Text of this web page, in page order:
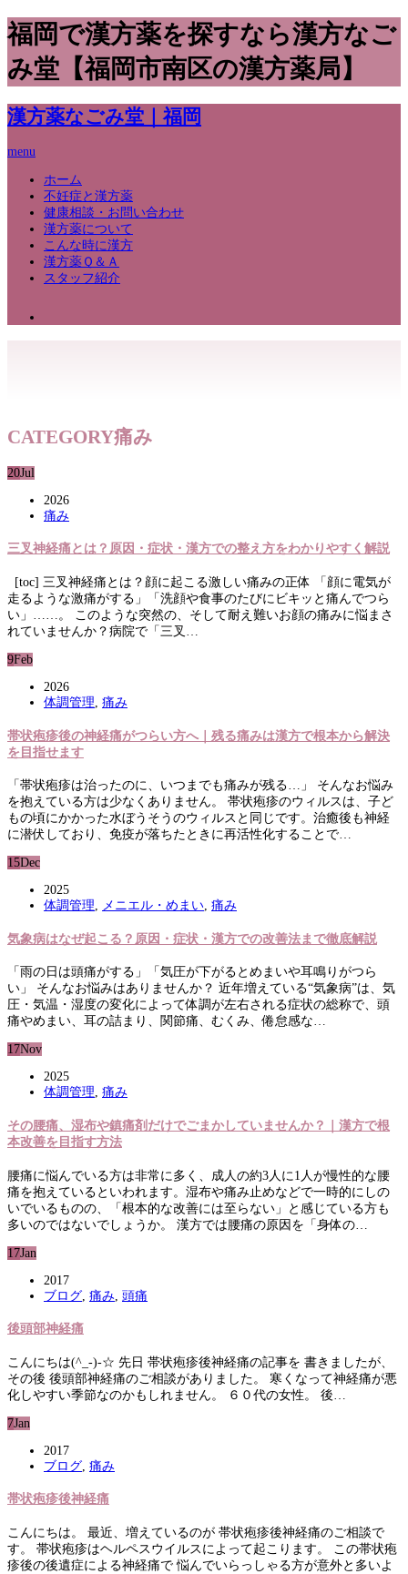
福岡で漢方薬を探すなら漢方なご
み堂【福岡市南区の漢方薬局】
漢方薬なごみ堂｜福岡
menu
ホーム
不妊症と漢方薬
健康相談・お問い合わせ
漢方薬について
こんな時に漢方
漢方薬Ｑ＆Ａ
スタッフ紹介
CATEGORY痛み
20Jul
2026
痛み
三叉神経痛とは？原因・症状・漢方での整え方をわかりやすく解説
[toc] 三叉神経痛とは？顔に起こる激しい痛みの正体 「顔に電気が
走るような激痛がする」「洗顔や食事のたびにビキッと痛んでつら
い」……。 このような突然の、そして耐え難いお顔の痛みに悩まさ
れていませんか？病院で「三叉…
9Feb
2026
体調管理 痛み
帯状疱疹後の神経痛がつらい方へ｜残る痛みは漢方で根本から解決
を目指せます
「帯状疱疹は治ったのに、いつまでも痛みが残る…」 そんなお悩み
を抱えている方は少なくありません。 帯状疱疹のウィルスは、子ど
もの頃にかかった水ぼうそうのウィルスと同じです。治癒後も神経
に潜伏しており、免疫が落ちたときに再活性化することで…
15Dec
2025
体調管理, メニエル・めまい, 痛み
気象病はなぜ起こる？原因・症状・漢方での改善法まで徹底解説
「雨の日は頭痛がする」「気圧が下がるとめまいや耳鳴りがつら
い」 そんなお悩みはありませんか？ 近年増えている“気象病”は、気
圧・気温・湿度の変化によって体調が左右される症状の総称で、頭
痛やめまい、耳の詰まり、関節痛、むくみ、倦怠感な…
17Nov
2025
体調管理, 痛み
その腰痛、湿布や鎮痛剤だけでごまかしていませんか？｜漢方で根
本改善を目指す方法
腰痛に悩んでいる方は非常に多く、成人の約3人に1人が慢性的な腰
痛を抱えているといわれます。湿布や痛み止めなどで一時的にしの
いでいるものの、「根本的な改善には至らない」と感じている方も
多いのではないでしょうか。 漢方では腰痛の原因を「身体の…
17Jan
2017
ブログ 痛み 頭痛
後頭部神経痛
こんにちは(^_-)-☆ 先日 帯状疱疹後神経痛の記事を 書きましたが、
その後 後頭部神経痛のご相談がありました。 寒くなって神経痛が悪
化しやすい季節なのかもしれません。 ６０代の女性。 後…
7Jan
2017
ブログ 痛み
帯状疱疹後神経痛
こんにちは。 最近、増えているのが 帯状疱疹後神経痛のご相談で
す。 帯状疱疹はヘルペスウイルスによって起こります。 この帯状疱
疹後の後遺症による神経痛で 悩んでいらっしゃる方が意外と多いよ